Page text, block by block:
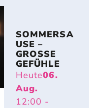
SOMMERSA
USE –
GROSSE G
EFÜHLE
Heute06.
Aug.
12:00 -